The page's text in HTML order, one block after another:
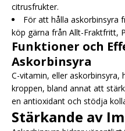
citrusfrukter.
För att hålla askorbinsyra
köp gärna från Allt-Fraktfritt,
Funktioner och
Askorbinsyra
C-vitamin, eller askorbinsyra,
kroppen, bland annat att
en antioxidant och stödja
Stärkande av